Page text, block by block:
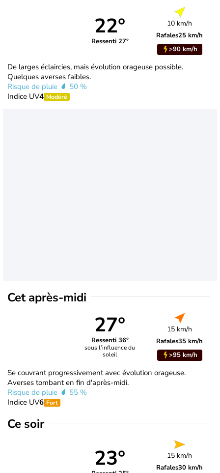
22°
Ressenti 27°
10 km/h
Rafales25 km/h
>90 km/h
De larges éclaircies, mais évolution orageuse possible.
Quelques averses faibles.
Risque de pluie
50 %
Indice UV4 Modéré
Cet après-midi
27°
Ressenti 36°
sous l’influence du
soleil
15 km/h
Rafales35 km/h
>95 km/h
Se couvrant progressivement avec évolution orageuse.
Averses tombant en fin d'après-midi.
Risque de pluie
55 %
Indice UV6 Fort
Ce soir
23° 15 km/h
Rafales30 km/h